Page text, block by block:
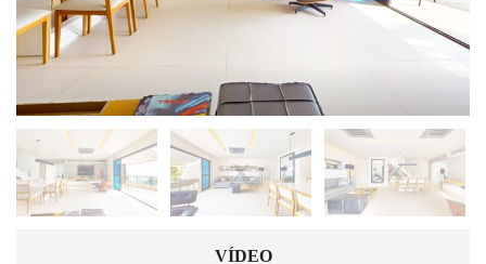
VÍDEO